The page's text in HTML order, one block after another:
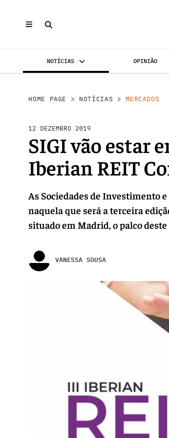
NOTÍCIAS OPINIÃO
HOME PAGE > NOTÍCIAS >MERCADOS
12 DEZEMBRO 2019
SIGI vão estar
Iberian REIT
As Sociedades de Investimento
naquela que será a terceira
situado em Madrid, o palco
VANESSA SOUSA